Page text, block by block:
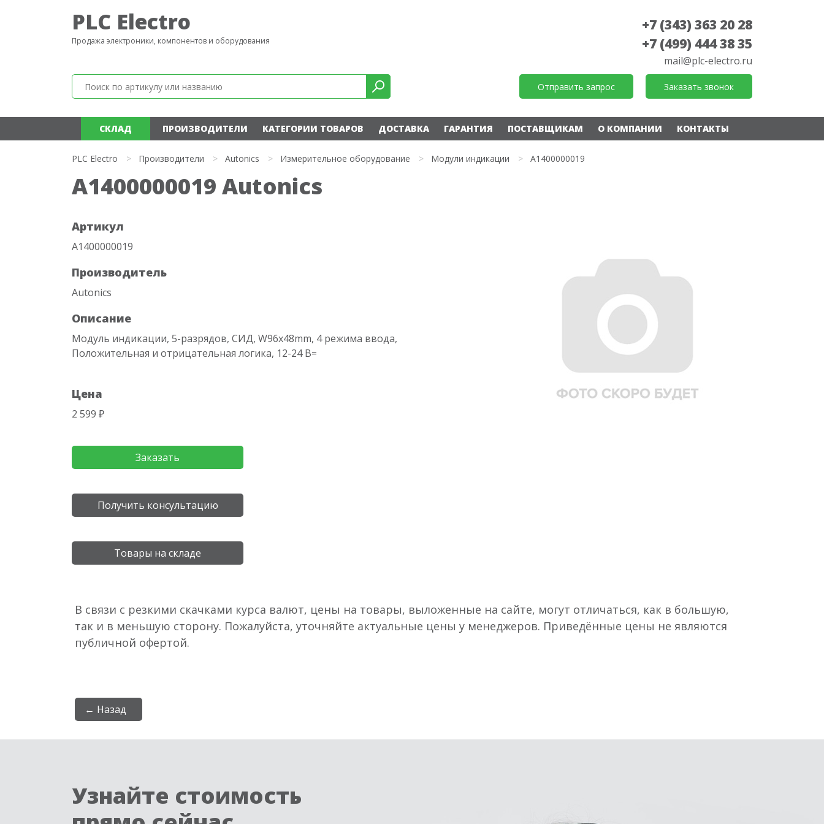
PLC Electro
Продажа электроники, компонентов и оборудования
+7 (343) 363 20 28
+7 (499) 444 38 35
mail@plc-electro.ru
Отправить запрос Заказать звонок
СКЛАД ПРОИЗВОДИТЕЛИ КАТЕГОРИИ ТОВАРОВ ДОСТАВКА ГАРАНТИЯ ПОСТАВЩИКАМ О КОМПАНИИ КОНТАКТЫ
PLC Electro > Производители > Autonics > Измерительное оборудование > Модули индикации > A1400000019
A1400000019 Autonics
Артикул
A1400000019
Производитель
Autonics
Описание
Модуль индикации, 5-разрядов, СИД, W96x48mm, 4 режима ввода,
Положительная и отрицательная логика, 12-24 В=
Цена
2 599 ₽
Заказать
Получить консультацию
Товары на складе
В связи с резкими скачками курса валют, цены на товары, выложенные на сайте, могут отличаться, как в большую,
так и в меньшую сторону. Пожалуйста, уточняйте актуальные цены у менеджеров. Приведённые цены не являются
публичной офертой.
← Назад
Узнайте стоимость